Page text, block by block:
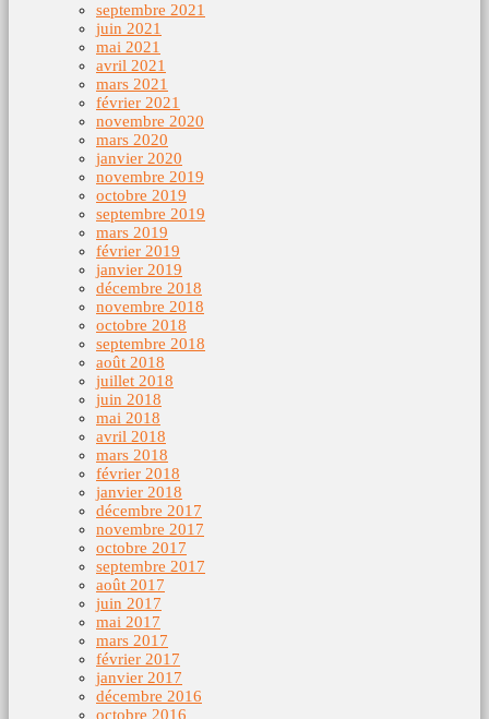
septembre 2021
juin 2021
mai 2021
avril 2021
mars 2021
février 2021
novembre 2020
mars 2020
janvier 2020
novembre 2019
octobre 2019
septembre 2019
mars 2019
février 2019
janvier 2019
décembre 2018
novembre 2018
octobre 2018
septembre 2018
août 2018
juillet 2018
juin 2018
mai 2018
avril 2018
mars 2018
février 2018
janvier 2018
décembre 2017
novembre 2017
octobre 2017
septembre 2017
août 2017
juin 2017
mai 2017
mars 2017
février 2017
janvier 2017
décembre 2016
octobre 2016